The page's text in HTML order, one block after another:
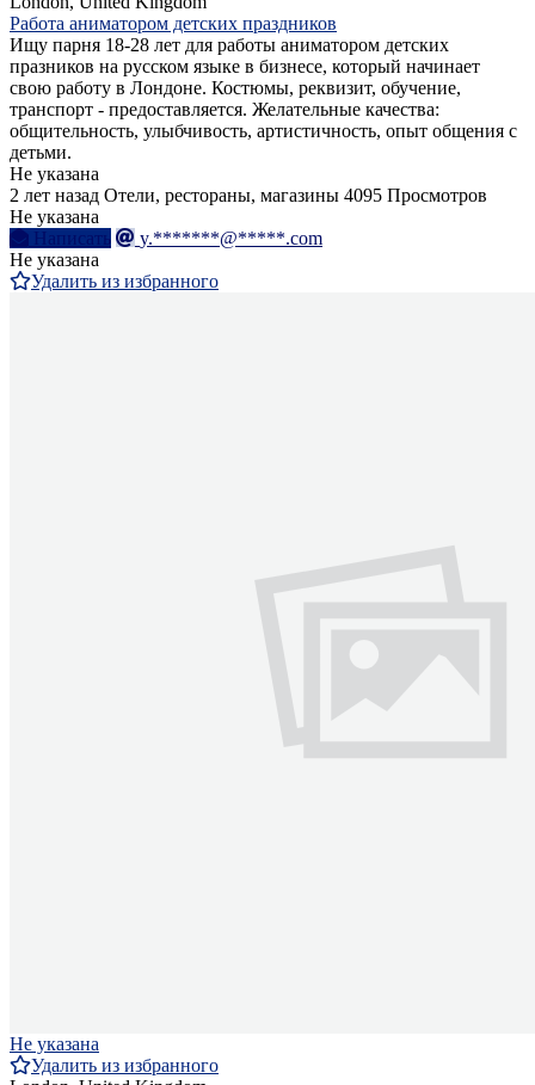
Работа аниматором детских праздников
Ищу парня 18-28 лет для работы аниматором детских
празников на русском языке в бизнесе, который начинает
свою работу в Лондоне. Костюмы, реквизит, обучение,
транспорт - предоставляется. Желательные качества:
общительность, улыбчивость, артистичность, опыт общения с
детьми.
Не указана
2 лет назад Отели, рестораны, магазины 4095 Просмотров
Не указана
Написать
y.*******@*****.com
Не указана
Удалить из избранного
Не указана
Удалить из избранного